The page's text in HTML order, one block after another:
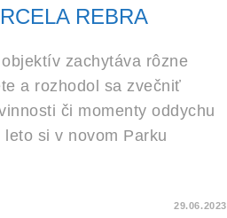
REBRA
zachytáva rôzne
a rozhodol sa zvečniť
či momenty oddychu
si v novom Parku
29.06.2023